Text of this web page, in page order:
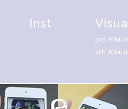
Inst
3rd
4th